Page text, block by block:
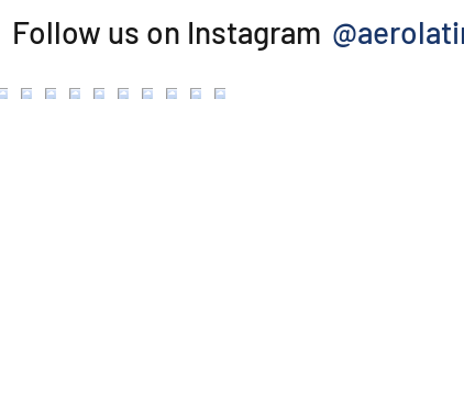
Follow us on Instagram